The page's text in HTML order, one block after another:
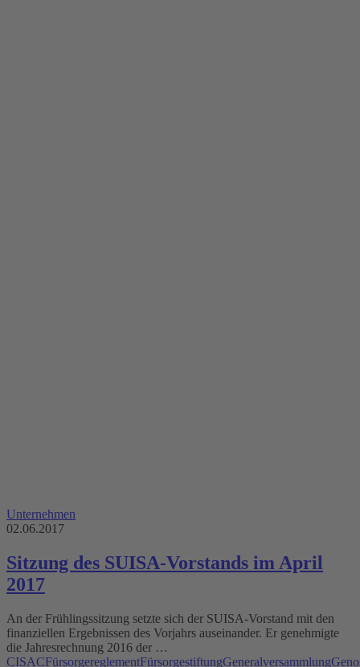
Unternehmen
02.06.2017
Sitzung des SUISA-Vorstands im April
2017
An der Frühlingssitzung setzte sich der SUISA-Vorstand mit den
finanziellen Ergebnissen des Vorjahrs auseinander. Er genehmigte
die Jahresrechnung 2016 der …
CISACFürsorgereglementFürsorgestiftungGeneralversammlung